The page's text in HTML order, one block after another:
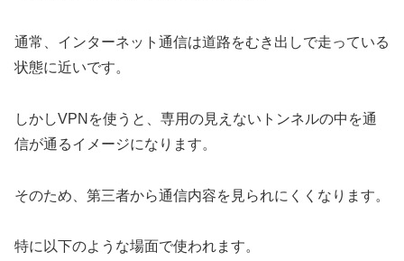
通常、インターネット通信は道路をむき出しで走っている
状態に近いです。
しかしVPNを使うと、専用の見えないトンネルの中を通
信が通るイメージになります。
そのため、第三者から通信内容を見られにくくなります。
特に以下のような場面で使われます。